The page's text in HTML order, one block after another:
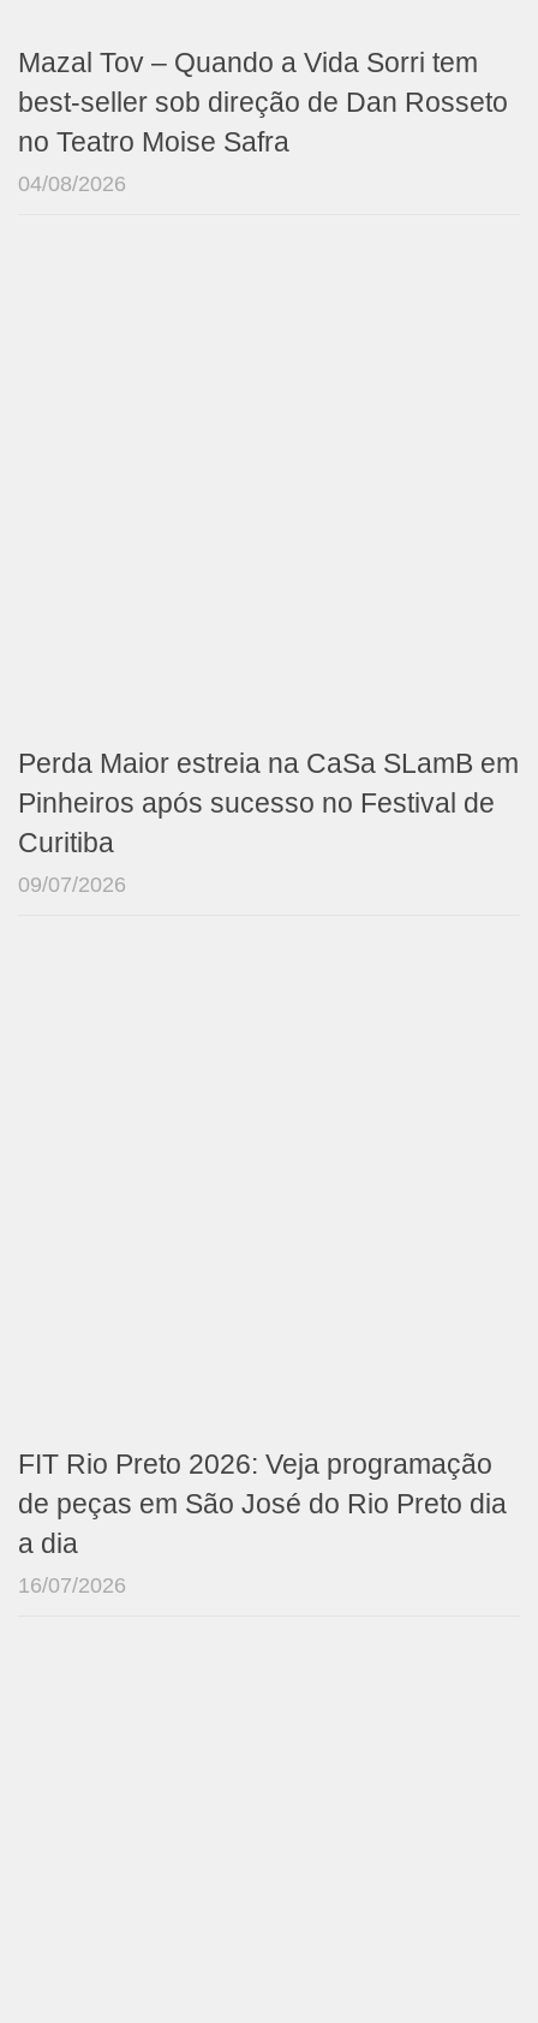
Mazal Tov – Quando a Vida Sorri tem
best-seller sob direção de Dan Rosseto
no Teatro Moise Safra
04/08/2026
Perda Maior estreia na CaSa SLamB em
Pinheiros após sucesso no Festival de
Curitiba
09/07/2026
FIT Rio Preto 2026: Veja programação
de peças em São José do Rio Preto dia
a dia
16/07/2026